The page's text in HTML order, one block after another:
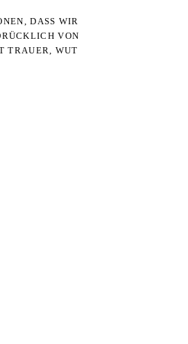
DASS WIR
VON
TRAUER, WUT